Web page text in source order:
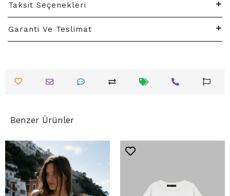
Taksit Seçenekleri
Garanti Ve Teslimat
Benzer Ürünler